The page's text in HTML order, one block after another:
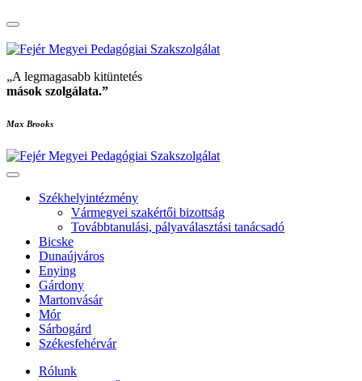
„A legmagasabb kitüntetés
mások szolgálata.”
Max Brooks
Székhelyintézmény
Vármegyei szakértői bizottság
Továbbtanulási, pályaválasztási tanácsadó
Bicske
Dunaújváros
Enying
Gárdony
Martonvásár
Mór
Sárbogárd
Székesfehérvár
Rólunk